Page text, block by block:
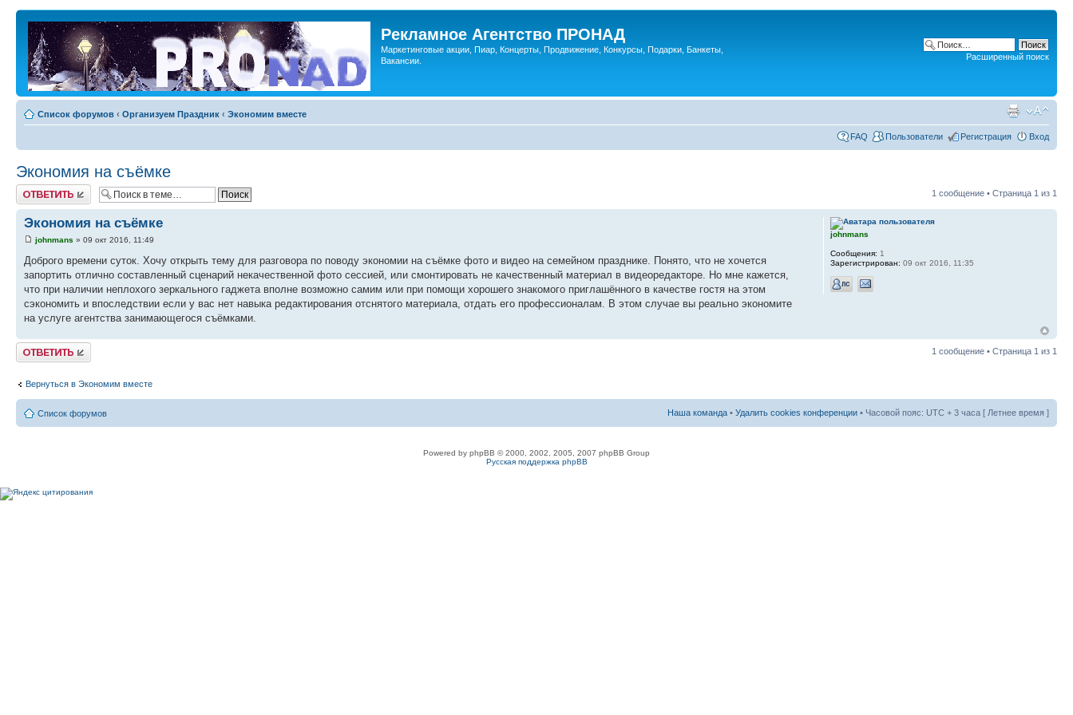
Рекламное Агентство ПРОНАД
Маркетинговые акции, Пиар, Концерты, Продвижение, Конкурсы, Подарки, Банкеты,
Вакансии.
Расширенный поиск
Список форумов ‹ Организуем Праздник ‹ Экономим вместе
FAQ Пользователи Регистрация Вход
Экономия на съёмке
Ответить 1 сообщение • Страница 1 из 1
Экономия на съёмке
johnmans » 09 окт 2016, 11:49
Доброго времени суток. Хочу открыть тему для разговора по поводу экономии на съёмке фото и видео на семейном празднике. Понято, что не хочется
запортить отлично составленный сценарий некачественной фото сессией, или смонтировать не качественный материал в видеоредакторе. Но мне кажется,
что при наличии неплохого зеркального гаджета вполне возможно самим или при помощи хорошего знакомого приглашённого в качестве гостя на этом
сэкономить и впоследствии если у вас нет навыка редактирования отснятого материала, отдать его профессионалам. В этом случае вы реально экономите
на услуге агентства занимающегося съёмками.
johnmans
Сообщения: 1
Зарегистрирован: 09 окт 2016, 11:35
Ответить 1 сообщение • Страница 1 из 1
Вернуться в Экономим вместе
Список форумов Наша команда • Удалить cookies конференции • Часовой пояс: UTC + 3 часа [ Летнее время ]
Powered by phpBB © 2000, 2002, 2005, 2007 phpBB Group
Русская поддержка phpBB